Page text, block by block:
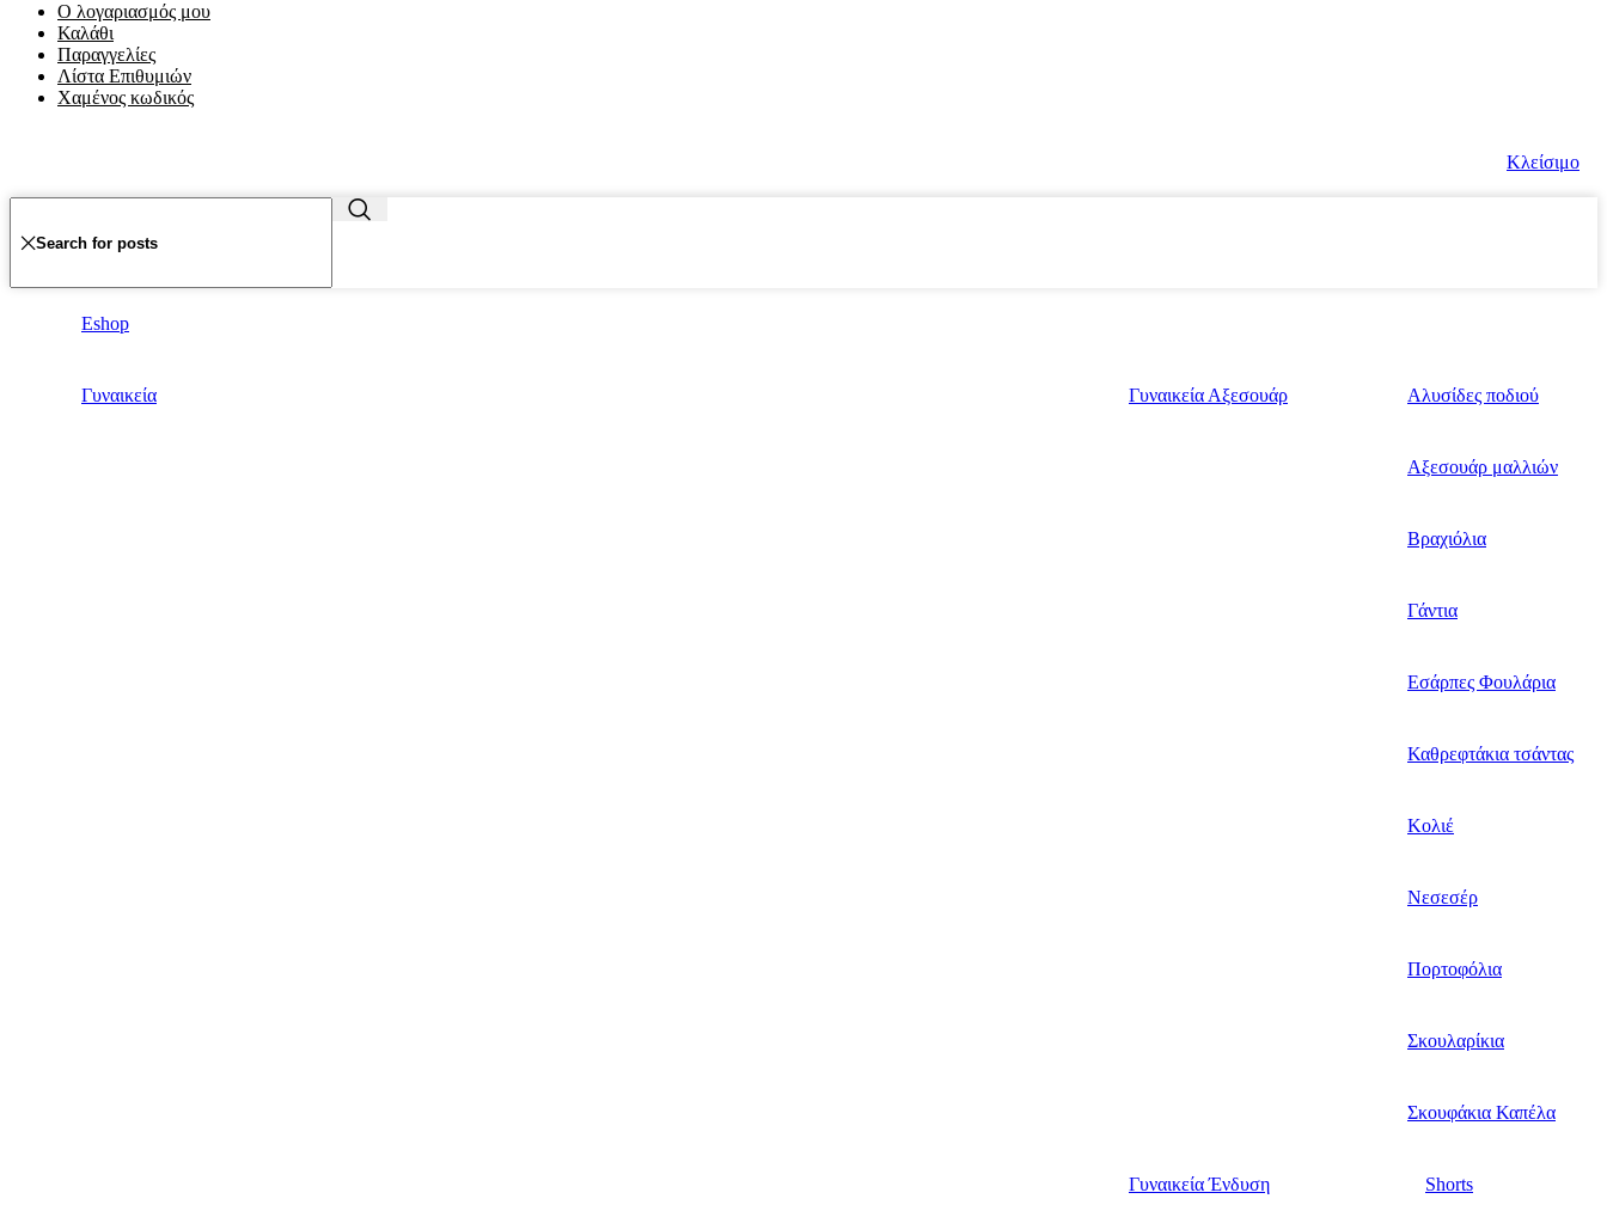
Ο λογαριασμός μου
Καλάθι
Παραγγελίες
Λίστα Επιθυμιών
Χαμένος κωδικός
Κλείσιμο
Eshop
Γυναικεία Γυναικεία Αξεσουάρ Αλυσίδες ποδιού
Αξεσουάρ μαλλιών
Βραχιόλια
Γάντια
Εσάρπες Φουλάρια
Καθρεφτάκια τσάντας
Κολιέ
Νεσεσέρ
Πορτοφόλια
Σκουλαρίκια
Σκουφάκια Καπέλα
Γυναικεία Ένδυση Shorts